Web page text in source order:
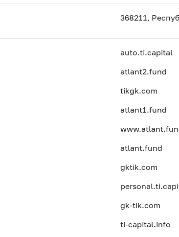
368211,
auto.ti.capital
atlant2.fund
tikgk.com
atlant1.fund
atlant.fund
gktik.com
gk-tik.com
ti-capital.info